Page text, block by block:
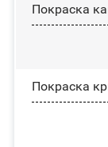
Покраска
Покраска